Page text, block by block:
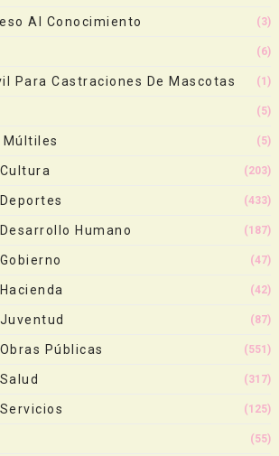
Al Conocimiento (3)
(6)
Para Castraciones De Mascotas (1)
(5)
Múltiles (5)
(203)
(433)
Humano (187)
(47)
(42)
(87)
Públicas (551)
(317)
(125)
(55)